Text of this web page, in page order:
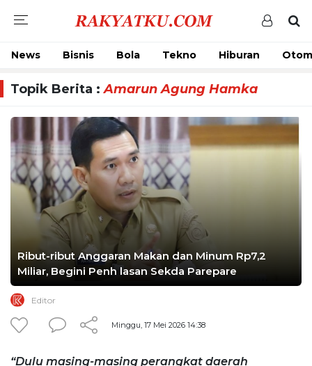
News Bisnis Bola Tekno Hiburan
Topik Berita :Amarun Agung Hamka
Ribut-ribut Anggaran Makan dan Minum Rp7,2
Miliar, Begini Penh lasan Sekda Parepare
Editor
Minggu, 17 Mei 2026 14:38
“Dulu masing-masing perangkat daerah